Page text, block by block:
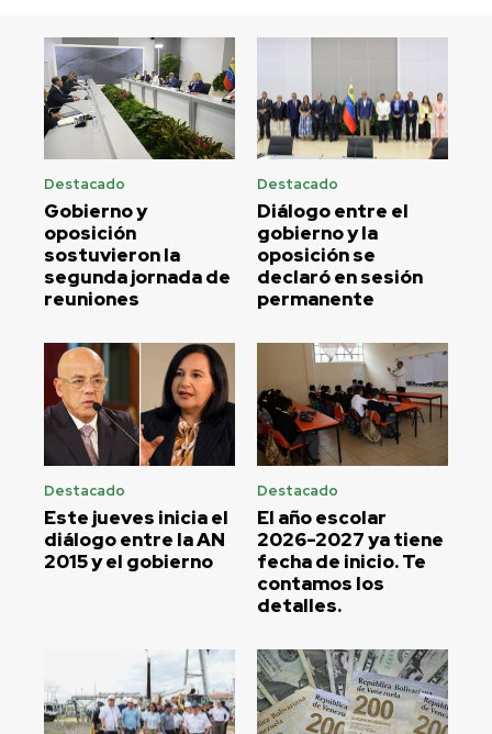
Destacado
Gobierno y
oposición
sostuvieron la
segunda jornada de
reuniones
Destacado
Diálogo entre el
gobierno y la
oposición se
declaró en sesión
permanente
Destacado
Este jueves inicia el
diálogo entre la AN
2015 y el gobierno
Destacado
El año escolar
2026-2027 ya tiene
fecha de inicio. Te
contamos los
detalles.